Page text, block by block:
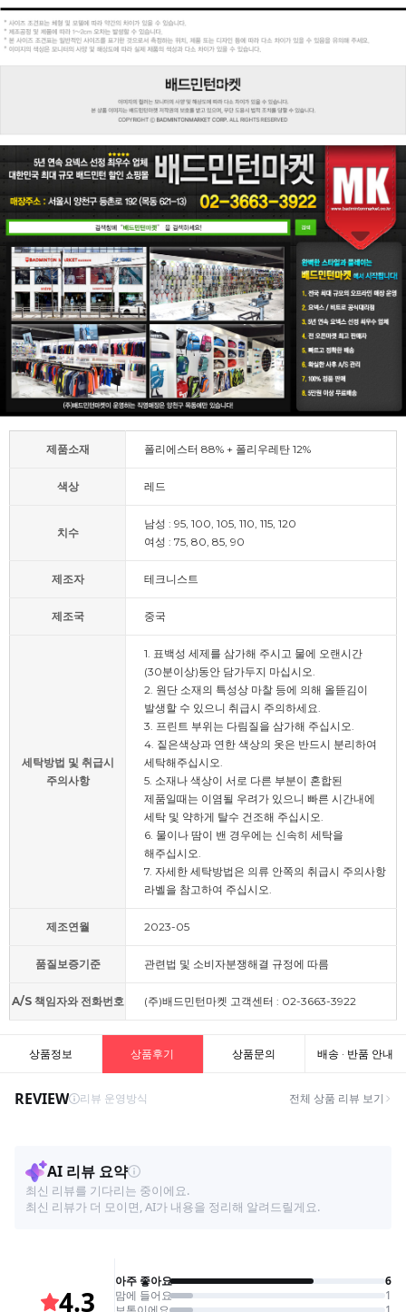
제품소재 폴리에스터 88% + 폴리우레탄 12%
색상 레드
치수
남성 : 95, 100, 105, 110, 115, 120
여성 : 75, 80, 85, 90
제조자 테크니스트
제조국 중국
세탁방법 및 취급시
주의사항
1. 표백성 세제를 삼가해 주시고 물에 오랜시간
(30분이상)동안 담가두지 마십시오.
2. 원단 소재의 특성상 마찰 등에 의해 올뜯김이
발생할 수 있으니 취급시 주의하세요.
3. 프린트 부위는 다림질을 삼가해 주십시오.
4. 짙은색상과 연한 색상의 옷은 반드시 분리하여
세탁해주십시오.
5. 소재나 색상이 서로 다른 부분이 혼합된
제품일때는 이염될 우려가 있으니 빠른 시간내에
세탁 및 약하게 탈수 건조해 주십시오.
6. 물이나 땀이 밴 경우에는 신속히 세탁을
해주십시오.
7. 자세한 세탁방법은 의류 안쪽의 취급시 주의사항
라벨을 참고하여 주십시오.
제조연월 2023-05
품질보증기준 관련법 및 소비자분쟁해결 규정에 따름
A/S 책임자와 전화번호 (주)배드민턴마켓 고객센터 : 02-3663-3922
상품정보 상품후기 상품문의 배송 · 반품 안내